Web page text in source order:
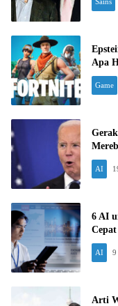
Apa
Game
AI
6 AI
Cepat
AI 9
Arti